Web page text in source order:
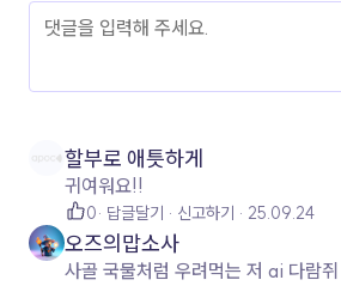
할부로 애틋하게
귀여워요!!
0 답글달기 신고하기 25.09.24
오즈의맙소사
사골 국물처럼 우려먹는 저 ai 다람